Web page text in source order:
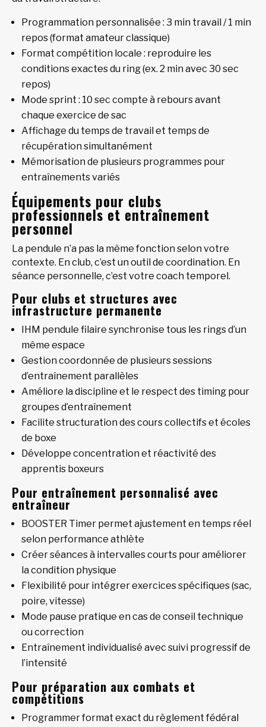
Programmation personnalisée : 3 min travail / 1 min
repos (format amateur classique)
Format compétition locale : reproduire les
conditions exactes du ring (ex. 2 min avec 30 sec
repos)
Mode sprint : 10 sec compte à rebours avant
chaque exercice de sac
Affichage du temps de travail et temps de
récupération simultanément
Mémorisation de plusieurs programmes pour
entraînements variés
Équipements pour clubs
professionnels et entraînement
personnel
La pendule n’a pas la même fonction selon votre
contexte. En club, c’est un outil de coordination. En
séance personnelle, c’est votre coach temporel.
Pour clubs et structures avec
infrastructure permanente
IHM pendule filaire synchronise tous les rings d’un
même espace
Gestion coordonnée de plusieurs sessions
d’entraînement parallèles
Améliore la discipline et le respect des timing pour
groupes d’entraînement
Facilite structuration des cours collectifs et écoles
de boxe
Développe concentration et réactivité des
apprentis boxeurs
Pour entraînement personnalisé avec
entraîneur
BOOSTER Timer permet ajustement en temps réel
selon performance athlète
Créer séances à intervalles courts pour améliorer
la condition physique
Flexibilité pour intégrer exercices spécifiques (sac,
poire, vitesse)
Mode pause pratique en cas de conseil technique
ou correction
Entraînement individualisé avec suivi progressif de
l’intensité
Pour préparation aux combats et
compétitions
Programmer format exact du règlement fédéral